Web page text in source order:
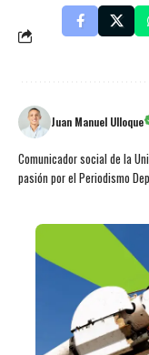
Juan Manuel Ulloque
Comunicador social de la
pasión por el Periodismo